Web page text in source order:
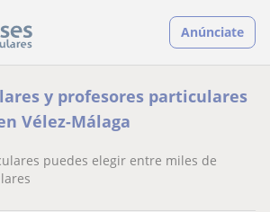
Anúnciate
y profesores particulares
Vélez-Málaga
puedes elegir entre miles de